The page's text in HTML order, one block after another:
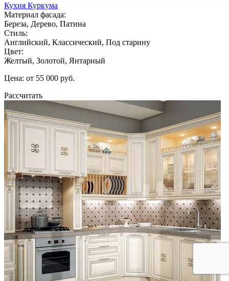
Кухня Куркума
Материал фасада:
Береза, Дерево, Патина
Стиль:
Английский, Классический, Под старину
Цвет:
Желтый, Золотой, Янтарный
Цена: от 55 000 руб.
Рассчитать